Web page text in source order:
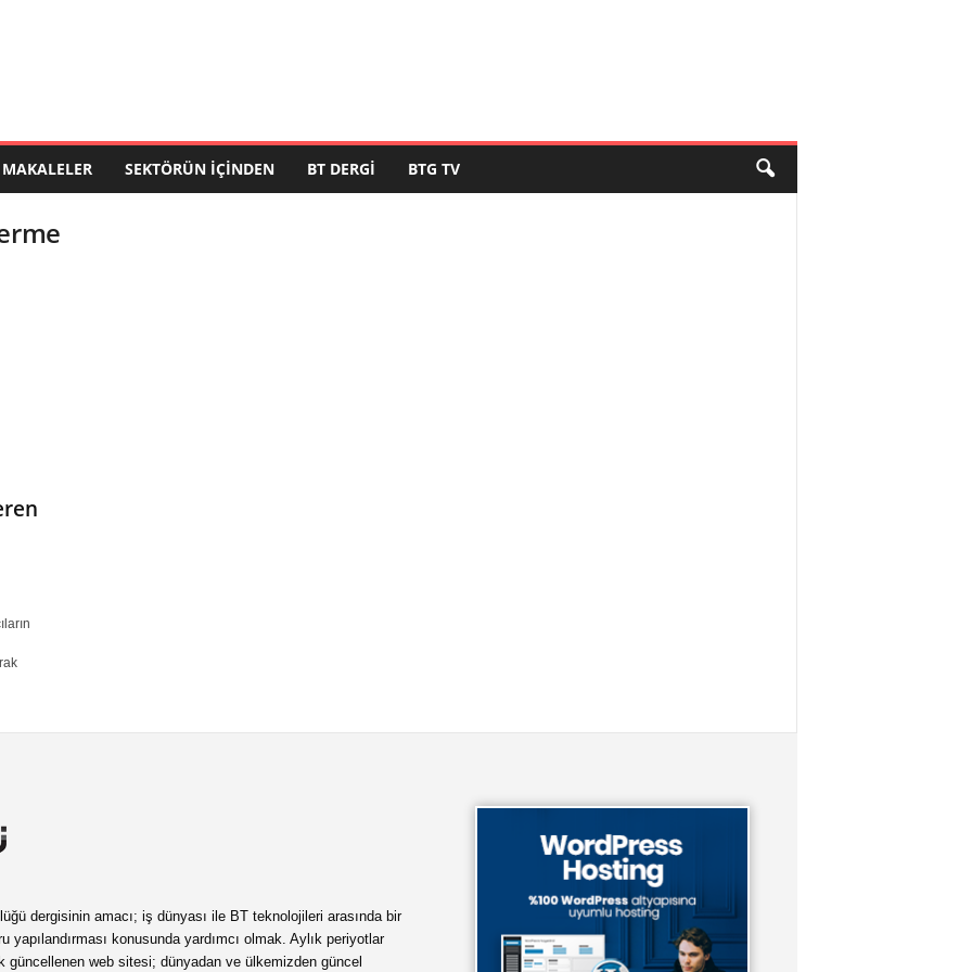
MAKALELER SEKTÖRÜN İÇINDEN BT DERGI BTG TV
dergisinin amacı; iş dünyası ile BT teknolojileri arasında bir
yapılandırması konusunda yardımcı olmak. Aylık periyotlar
güncellenen web sitesi; dünyadan ve ülkemizden güncel